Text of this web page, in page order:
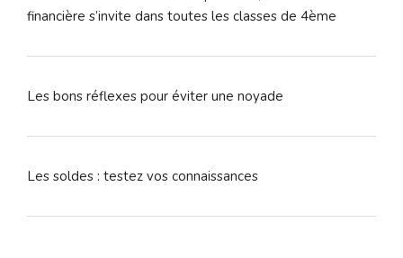
financière s’invite dans toutes les classes de 4ème
Les bons réflexes pour éviter une noyade
Les soldes : testez vos connaissances